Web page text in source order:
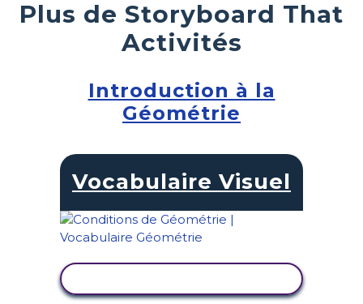
Plus de Storyboard That
Activités
Introduction à la
Géométrie
Vocabulaire Visuel